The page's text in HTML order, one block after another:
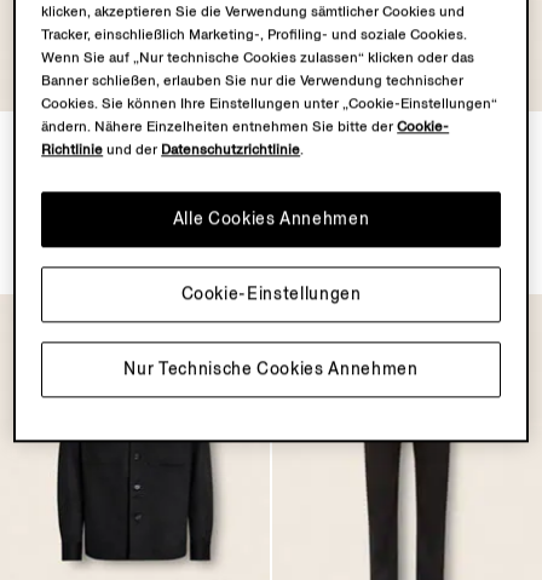
OASI CASHMERE
COLLECTION
Bomberjacke aus Oasi
Cashmere Elements
€3750.00
OASI CASHMERE
COLLECTION
Pullover aus Oasi Cashmere
mit Stehkragen und
Reißverschluss in meliertem,
dunklem Foliage
klicken, akzeptieren Sie die Verwendung sämtlicher Cookies und
Tracker, einschließlich Marketing-, Profiling- und soziale Cookies.
Wenn Sie auf „Nur technische Cookies zulassen“ klicken oder das
Banner schließen, erlauben Sie nur die Verwendung technischer
Cookies. Sie können Ihre Einstellungen unter „Cookie-Einstellungen“
ändern. Nähere Einzelheiten entnehmen Sie bitte derCookie-
Richtlinie und der Datenschutzrichtlinie.
Nur Technische Cookies Annehmen
Alle Cookies Annehmen
Cookie-Einstellungen